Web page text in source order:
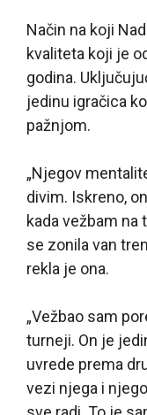
Način na koji
kvaliteta koji je
godina.
jedinu igračica
pažnjom.
„Njegov
divim. Iskreno,
kada vežbam na
se zonila van
rekla je ona.
„Vežbao sam
turneji. On je
uvrede prema
vezi njega i